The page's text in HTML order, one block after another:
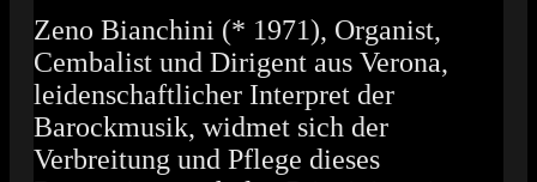
Zeno Bianchini (* 1971), Organist,
Cembalist und Dirigent aus Verona,
leidenschaftlicher Interpret der
Barockmusik, widmet sich der
Verbreitung und Pflege dieses